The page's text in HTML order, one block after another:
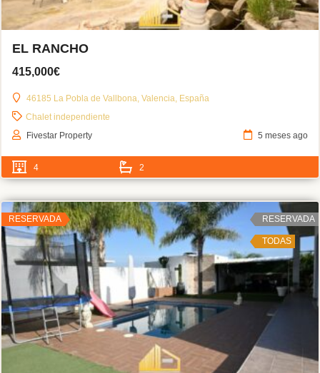
EL RANCHO
415,000€
46185 La Pobla de Vallbona, Valencia, España
Chalet independiente
Fivestar Property
5 meses ago
4 2
RESERVADA RESERVADA
TODAS